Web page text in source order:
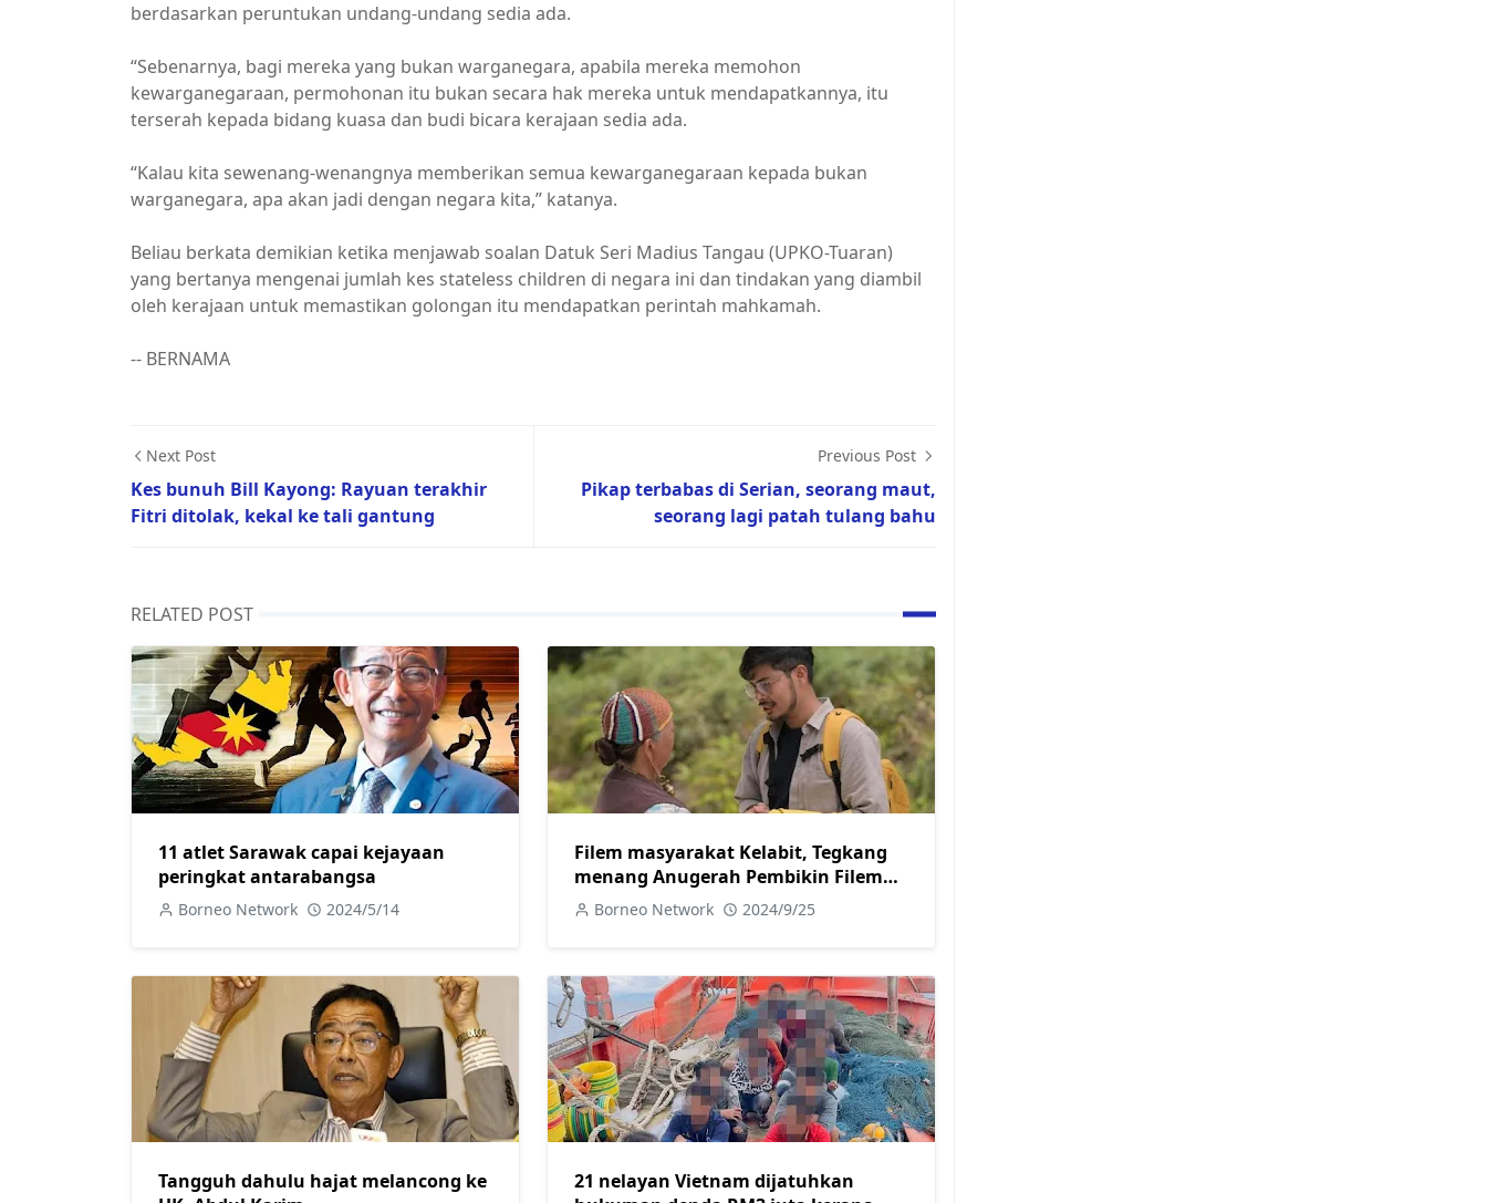
berdasarkan peruntukan undang-undang sedia ada.
“Sebenarnya, bagi mereka yang bukan warganegara, apabila mereka memohon
kewarganegaraan, permohonan itu bukan secara hak mereka untuk mendapatkannya, itu
terserah kepada bidang kuasa dan budi bicara kerajaan sedia ada.
“Kalau kita sewenang-wenangnya memberikan semua kewarganegaraan kepada bukan
warganegara, apa akan jadi dengan negara kita,” katanya.
Beliau berkata demikian ketika menjawab soalan Datuk Seri Madius Tangau (UPKO-Tuaran)
yang bertanya mengenai jumlah kes stateless children di negara ini dan tindakan yang diambil
oleh kerajaan untuk memastikan golongan itu mendapatkan perintah mahkamah.
-- BERNAMA
Next Post
Kes bunuh Bill Kayong: Rayuan terakhir
Fitri ditolak, kekal ke tali gantung
Previous Post
Pikap terbabas di Serian, seorang maut,
seorang lagi patah tulang bahu
RELATED POST
11 atlet Sarawak capai kejayaan
peringkat antarabangsa
Borneo Network 2024/5/14
Filem masyarakat Kelabit, Tegkang
menang Anugerah Pembikin Filem
Baru Terbaik di London
Borneo Network 2024/9/25
Tangguh dahulu hajat melancong ke
21 nelayan Vietnam dijatuhkan